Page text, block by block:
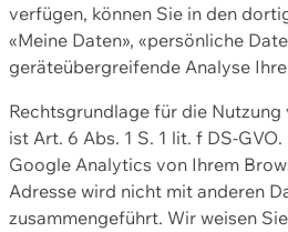
verfügen, können Sie in den
«Meine Daten», «persönliche
geräteübergreifende Analyse
Rechtsgrundlage für die
ist Art. 6 Abs. 1 S. 1 lit. f DS-
Google Analytics von Ihrem
Adresse wird nicht mit anderen
zusammengeführt. Wir weisen